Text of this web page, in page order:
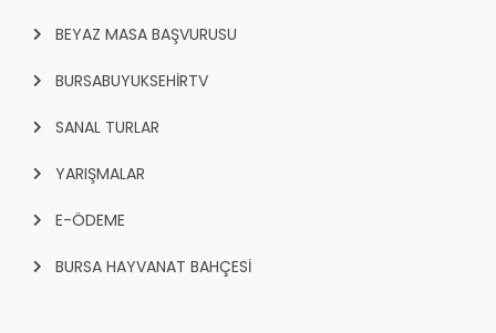
BEYAZ MASA BAŞVURUSU
BURSABUYUKSEHIRTV
SANAL TURLAR
YARIŞMALAR
E-ÖDEME
BURSA HAYVANAT BAHÇESİ